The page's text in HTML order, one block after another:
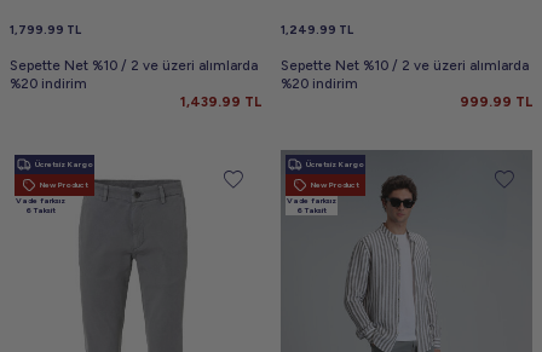
1,799.99 TL
Sepette Net %10 / 2 ve üzeri alımlarda
%20 indirim
1,439.99 TL
1,249.99 TL
Sepette Net %10 / 2 ve üzeri alımlarda
%20 indirim
999.99 TL
Ücretsiz Kargo
New Product
Vade farksız
6 Taksit
Ücretsiz Kargo
New Product
Vade farksız
6 Taksit